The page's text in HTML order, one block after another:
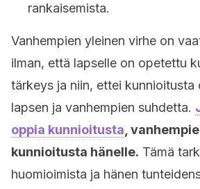
rankaisemista.
Vanhempien yleinen virhe on
ilman, että lapselle on opetettu
tärkeys ja niin, ettei kunnioitusta
lapsen ja vanhempien suhdetta.
oppia kunnioitusta ,
kunnioitusta hänelle. Tämä
huomioimista ja hänen